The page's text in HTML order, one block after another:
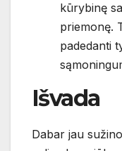
kūrybinę
priemonę.
padedanti
Išvada
Dabar jau